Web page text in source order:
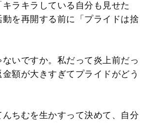
ラキラしている自分も見せた
を再開する前に「プライドは捨
いですか。私だって炎上前だっ
額が大きすぎてプライドがどう
ちむを生かすって決めて、自分